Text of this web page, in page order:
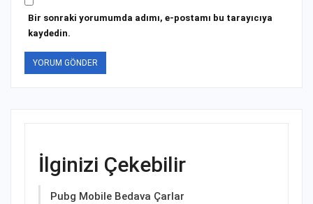
Bir sonraki yorumumda adımı, e-postamı bu tarayıcıya
kaydedin.
İlginizi Çekebilir
Pubg Mobile Bedava Çarlar